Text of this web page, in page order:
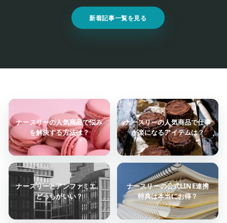
新着記事一覧を見る
ナースリーの人気商品で悩み
を解決する方法は？
ナースリーの人気商品で仕事
が楽になるアイテムは？
ナースリーとアンファミエ、
どっちがいい？
ナースリーの公式LINE連携
特典は本当にお得？